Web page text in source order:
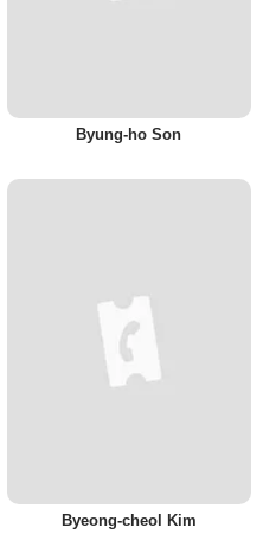
Byung-ho Son
Byeong-cheol Kim